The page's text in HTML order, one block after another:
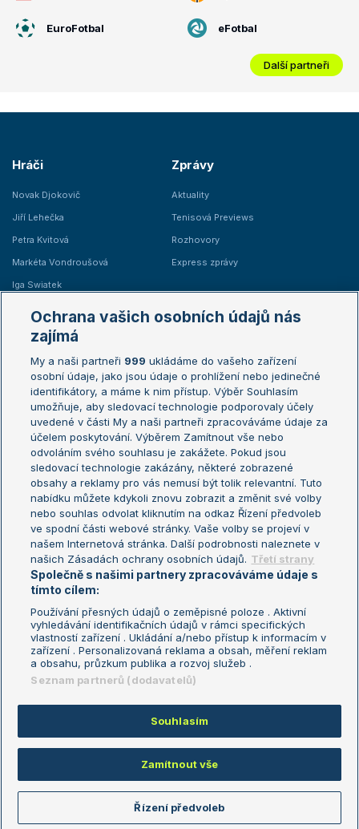
EuroFotbal eFotbal
Další partneři
Hráči
Novak Djokovič
Jiří Lehečka
Petra Kvitová
Markéta Vondroušová
Iga Swiatek
Zprávy
Aktuality
Tenisová Previews
Rozhovory
Express zprávy
Žebříčky
Žebříček ATP (muži)
Žebříček WTA (ženy)
Sázkařský žebříček
Australian Open
French Open
Wimbledon
US Open
Turnaj mistrů
Turnaj mistryň
Aktualní trendy
Fotbalové přestupy
Livesport Daily
LS Prague Open
Podmínky užití
Nastavení soukromí
GDPR a žurnalistika
Reklama
Kontakt
Informace o zpracování osobních
údajů
Copyright © 2008-2026 TenisPortal.cz. Využíváme zpravodajství ČTK.
Ochrana vašich osobních údajů nás
zajímá
My a naši partneři 999 ukládáme do vašeho zařízení
osobní údaje, jako jsou údaje o prohlížení nebo jedinečné
identifikátory, a máme k nim přístup. Výběr Souhlasím
umožňuje, aby sledovací technologie podporovaly účely
uvedené v části My a naši partneři zpracováváme údaje za
účelem poskytování. Výběrem Zamítnout vše nebo
odvoláním svého souhlasu je zakážete. Pokud jsou
sledovací technologie zakázány, některé zobrazené
obsahy a reklamy pro vás nemusí být tolik relevantní. Tuto
nabídku můžete kdykoli znovu zobrazit a změnit své volby
nebo souhlas odvolat kliknutím na odkaz Řízení předvoleb
ve spodní části webové stránky. Vaše volby se projeví v
našem Internetová stránka. Další podrobnosti naleznete v
našich Zásadách ochrany osobních údajů. Třetí strany
Společně s našimi partnery zpracováváme údaje s
tímto cílem:
Používání přesných údajů o zeměpisné poloze . Aktivní
vyhledávání identifikačních údajů v rámci specifických
vlastností zařízení . Ukládání a/nebo přístup k informacím v
zařízení . Personalizovaná reklama a obsah, měření reklam
a obsahu, průzkum publika a rozvoj služeb .
Seznam partnerů (dodavatelů)
Souhlasím
Zamítnout vše
Řízení předvoleb